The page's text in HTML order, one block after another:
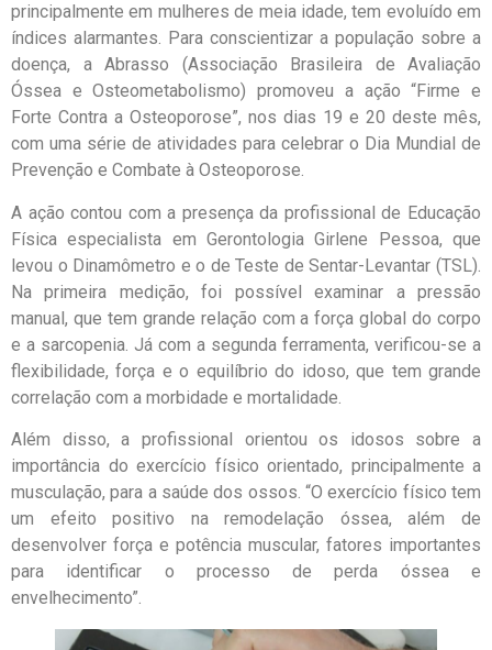
principalmente em mulheres de meia idade, tem evoluído em
índices alarmantes. Para conscientizar a população sobre a
doença, a Abrasso (Associação Brasileira de Avaliação
Óssea e Osteometabolismo) promoveu a ação “Firme e
Forte Contra a Osteoporose”, nos dias 19 e 20 deste mês,
com uma série de atividades para celebrar o Dia Mundial de
Prevenção e Combate à Osteoporose.
A ação contou com a presença da profissional de Educação
Física especialista em Gerontologia Girlene Pessoa, que
levou o Dinamômetro e o de Teste de Sentar-Levantar (TSL).
Na primeira medição, foi possível examinar a pressão
manual, que tem grande relação com a força global do corpo
e a sarcopenia. Já com a segunda ferramenta, verificou-se a
flexibilidade, força e o equilíbrio do idoso, que tem grande
correlação com a morbidade e mortalidade.
Além disso, a profissional orientou os idosos sobre a
importância do exercício físico orientado, principalmente a
musculação, para a saúde dos ossos. “O exercício físico tem
um efeito positivo na remodelação óssea, além de
desenvolver força e potência muscular, fatores importantes
para identificar o processo de perda óssea e
envelhecimento”.